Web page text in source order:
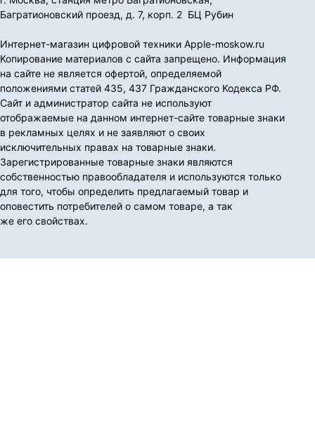
Багратионовский проезд, д. 7, корп. 2 БЦ Рубин
Интернет-магазин цифровой техники Apple-moskow.ru
Копирование материалов с сайта запрещено. Информация
на сайте не является офертой, определяемой
положениями статей 435, 437 Гражданского Кодекса РФ.
Сайт и администратор сайта не используют
отображаемые на данном интернет-сайте товарные знаки
в рекламных целях и не заявляют о своих
исключительных правах на товарные знаки.
Зарегистрированные товарные знаки являются
собственностью правообладателя и используются только
для того, чтобы определить предлагаемый товар и
оповестить потребителей о самом товаре, а так
же его свойствах.